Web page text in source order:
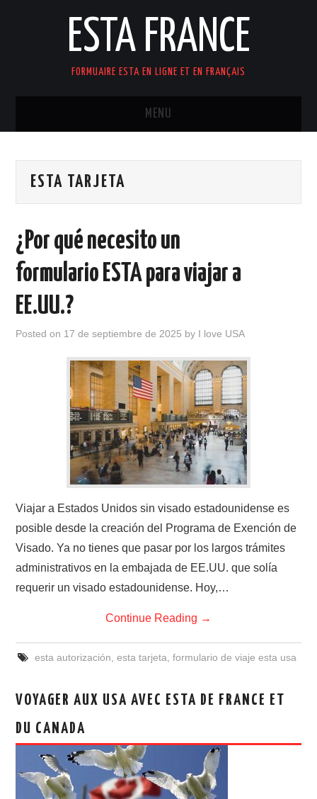
ESTA FRANCE
FORMUAIRE ESTA EN LIGNE ET EN FRANÇAIS
MENU
ESTA TARJETA
¿Por qué necesito un
formulario ESTA para viajar a
EE.UU.?
Posted on 17 de septiembre de 2025 by I love USA
Viajar a Estados Unidos sin visado estadounidense es
posible desde la creación del Programa de Exención de
Visado. Ya no tienes que pasar por los largos trámites
administrativos en la embajada de EE.UU. que solía
requerir un visado estadounidense. Hoy,…
Continue Reading →
esta autorización esta tarjeta formulario de viaje esta usa
VOYAGER AUX USA AVEC ESTA DE FRANCE ET
DU CANADA